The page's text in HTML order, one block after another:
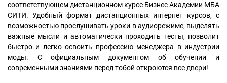
соответствующем дистанционном курсе Бизнес Академии МБА
СИТИ. Удобный формат дистанционных интернет курсов, с
возможностью прослушивать уроки в аудиорежиме, выделять
важные мысли и автоматически проходить тесты, позволит
быстро и легко освоить профессию менеджера в индустрии
моды. С официальным документом об обучении и
современными знаниями перед тобой откроются все двери!